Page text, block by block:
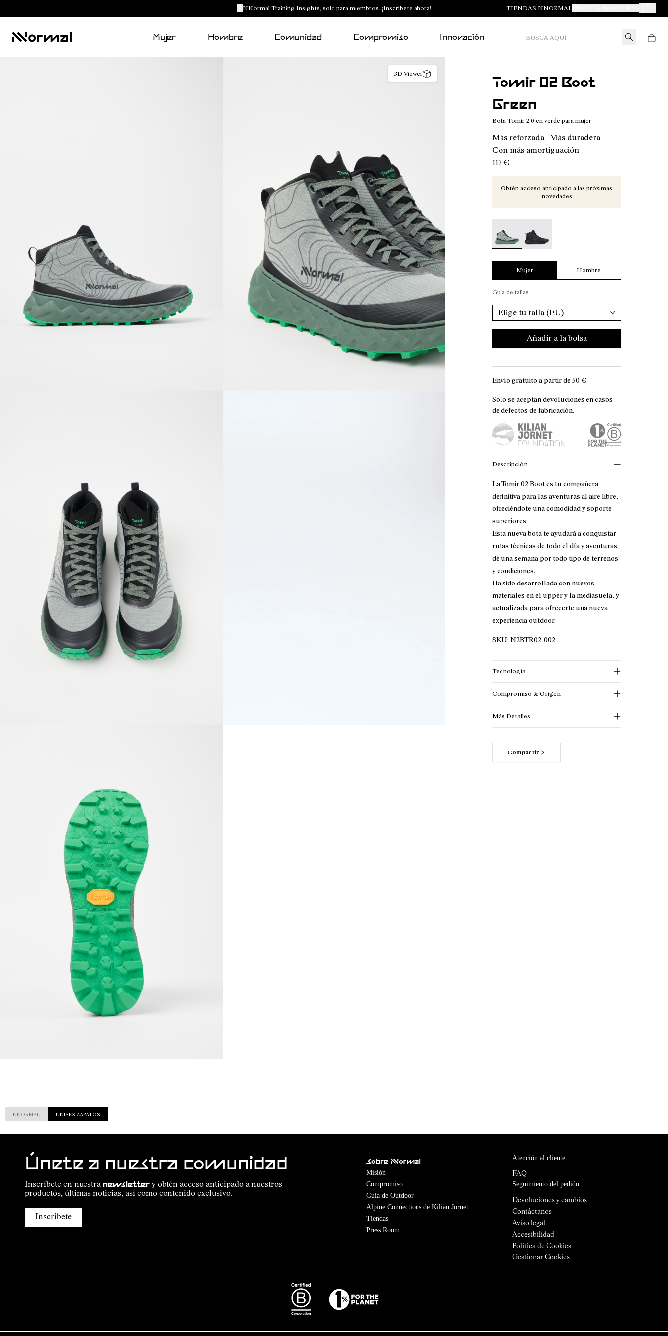
NNormal Training Insights, solo para miembros. ¡Inscríbete ahora! TIENDAS NNORMAL Tus
Mujer Hombre Comunidad Compromiso Innovación
3D Viewer
Tomir 02 Boot
Green
Bota Tomir 2.0 en verde para mujer
Más reforzada | Más duradera |
Con más amortiguación
117 €
Obtén acceso anticipado a las próximas
novedades
Mujer Hombre
Guía de tallas
Elige tu talla (EU)
Añadir a la bolsa
Envío gratuito a partir de 50 €
Solo se aceptan devoluciones en casos
de defectos de fabricación.
Descripción
La Tomir 02 Boot es tu compañera
definitiva para las aventuras al aire libre,
ofreciéndote una comodidad y soporte
superiores.
Esta nueva bota te ayudará a conquistar
rutas técnicas de todo el día y aventuras
de una semana por todo tipo de terrenos
y condiciones.
Ha sido desarrollada con nuevos
materiales en el upper y la mediasuela, y
actualizada para ofrecerte una nueva
experiencia outdoor.
SKU: N2BTR02-002
Tecnología
Compromiso & Origen
Más Detalles
Compartir
NNORMAL UNISEX ZAPATOS
Únete a nuestra comunidad
Inscríbete en nuestra newsletter y obtén acceso anticipado a nuestros
productos, últimas noticias, así como contenido exclusivo.
Inscríbete
Sobre Nnormal
Misión
Compromiso
Guía de Outdoor
Alpine Connections de Kilian Jornet
Tiendas
Press Room
Atención al cliente
FAQ
Seguimiento del pedido
Devoluciones y cambios
Contáctanos
Aviso legal
Accesibilidad
Política de Cookies
Gestionar Cookies